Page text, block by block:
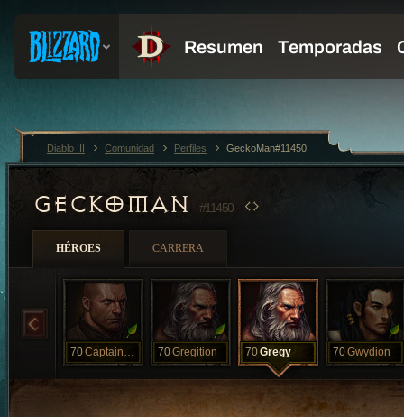
GECKOMAN #11450
HÉROES CARRERA
70 CaptainGregy 70Gregition 70Gregy 70Gwydion
Diablo III Comunidad Perfiles GeckoMan#11450